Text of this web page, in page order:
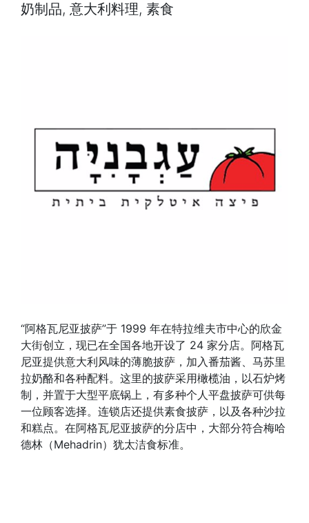
奶制品, 意大利料理, 素食
“阿格瓦尼亚披萨”于 1999 年在特拉维夫市中心的欣金
大街创立，现已在全国各地开设了 24 家分店。阿格瓦
尼亚提供意大利风味的薄脆披萨，加入番茄酱、马苏里
拉奶酪和各种配料。这里的披萨采用橄榄油，以石炉烤
制，并置于大型平底锅上，有多种个人平盘披萨可供每
一位顾客选择。连锁店还提供素食披萨，以及各种沙拉
和糕点。在阿格瓦尼亚披萨的分店中，大部分符合梅哈
德林（Mehadrin）犹太洁食标准。